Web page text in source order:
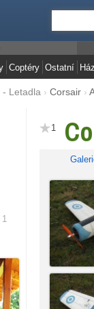
Coptéry Ostatní
- Letadla › Corsair ›
1
1